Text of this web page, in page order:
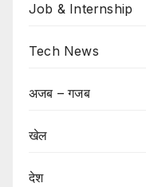
Job & Internship
Tech News
अजब – गजब
खेल
देश